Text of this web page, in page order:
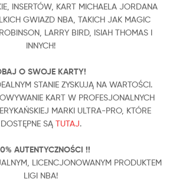
INSERTÓW, KART MICHAELA JORDANA
GWIAZD NBA, TAKICH JAK MAGIC
LARRY BIRD, ISIAH THOMAS I
INNYCH!
O SWOJE KARTY!
STANIE ZYSKUJĄ NA WARTOŚCI.
KART W PROFESJONALNYCH
MARKI ULTRA-PRO, KTÓRE
DOSTĘPNE SĄ TUTAJ.
AUTENTYCZNOŚCI !!
LICENCJONOWANYM PRODUKTEM
LIGI NBA!